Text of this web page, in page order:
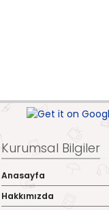
Kurumsal Bilgiler
Anasayfa
Hakkımızda